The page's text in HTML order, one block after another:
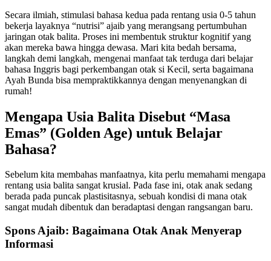
Secara ilmiah, stimulasi bahasa kedua pada rentang usia 0-5 tahun
bekerja layaknya “nutrisi” ajaib yang merangsang pertumbuhan
jaringan otak balita. Proses ini membentuk struktur kognitif yang
akan mereka bawa hingga dewasa. Mari kita bedah bersama,
langkah demi langkah, mengenai manfaat tak terduga dari belajar
bahasa Inggris bagi perkembangan otak si Kecil, serta bagaimana
Ayah Bunda bisa mempraktikkannya dengan menyenangkan di
rumah!
Mengapa Usia Balita Disebut “Masa
Emas” (Golden Age) untuk Belajar
Bahasa?
Sebelum kita membahas manfaatnya, kita perlu memahami mengapa
rentang usia balita sangat krusial. Pada fase ini, otak anak sedang
berada pada puncak plastisitasnya, sebuah kondisi di mana otak
sangat mudah dibentuk dan beradaptasi dengan rangsangan baru.
Spons Ajaib: Bagaimana Otak Anak Menyerap
Informasi